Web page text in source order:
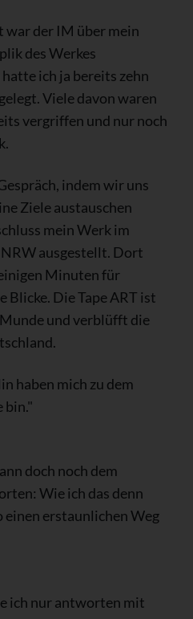
war der IM über mein
des Werkes
ich ja bereits zehn
Viele davon waren
vergriffen und nur noch
indem wir uns
Ziele austauschen
mein Werk im
ausgestellt. Dort
Minuten für
Blicke. Die Tape ART ist
und verblüfft die
haben mich zu dem
bin."
doch noch dem
Wie ich das denn
einen erstaunlichen Weg
ich nur antworten mit